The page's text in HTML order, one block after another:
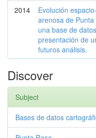
2014
Evolución
arenosa de
una base de
presentación de
futuros análisis.
Discover
Subject
Bases de datos